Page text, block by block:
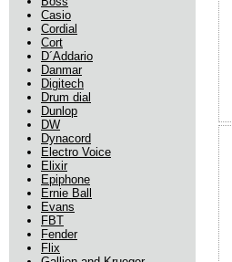
Casio
Cordial
Cort
D´Addario
Danmar
Digitech
Drum dial
Dunlop
DW
Dynacord
Electro Voice
Elixir
Epiphone
Ernie Ball
Evans
FBT
Fender
Flix